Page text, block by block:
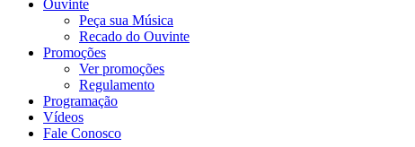
Ouvinte
Peça sua Música
Recado do Ouvinte
Promoções
Ver promoções
Regulamento
Programação
Vídeos
Fale Conosco